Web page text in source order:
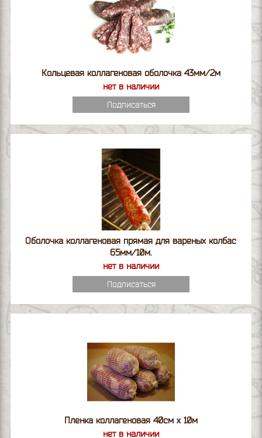
Кольцевая коллагеновая оболочка 43мм/2м
нет в наличии
Подписаться
Оболочка коллагеновая прямая для вареных колбас
65мм/10м.
нет в наличии
Подписаться
Пленка коллагеновая 40см х 10м
нет в наличии